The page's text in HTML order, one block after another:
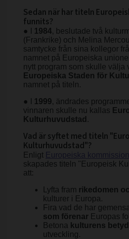
Sedan när har titeln
funnits?
● I 1984, beslutade två
(Frankrike) och Melina
samtycke från sina kollegor
namnet på Europeiska
nytt program som skulle välja
Europeiska Staden för
namnet på titeln.
● I 1999, ändrades
vinnaren skulle nu kallas
Kulturhuvudstad .
Vad är syftet med titeln
Kulturhuvudstad"?
Enligt Europeiska
skapades titeln "Europeisk
att:
Lyfta fram rikedomen
kulturer i Europa.
Fira vad de har
som förenar Europas
Betona kulturens
utveckling.